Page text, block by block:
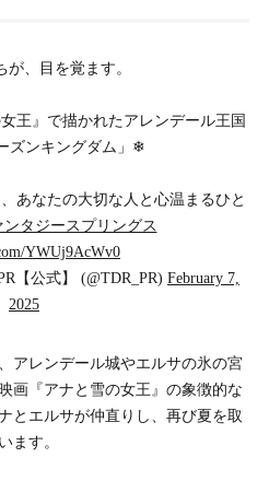
が、目を覚ます。
王』で描かれたアレンデール王国
ズンキングダム」❄
あなたの大切な人と心温まるひと
ンタジースプリングス
YWUj9AcWv0
【公式】 (@TDR_PR) February 7,
2025
アレンデール城やエルサの氷の宮
画『アナと雪の女王』の象徴的な
とエルサが仲直りし、再び夏を取
ます。